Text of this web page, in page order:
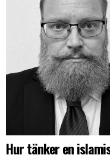
Hur tänker en